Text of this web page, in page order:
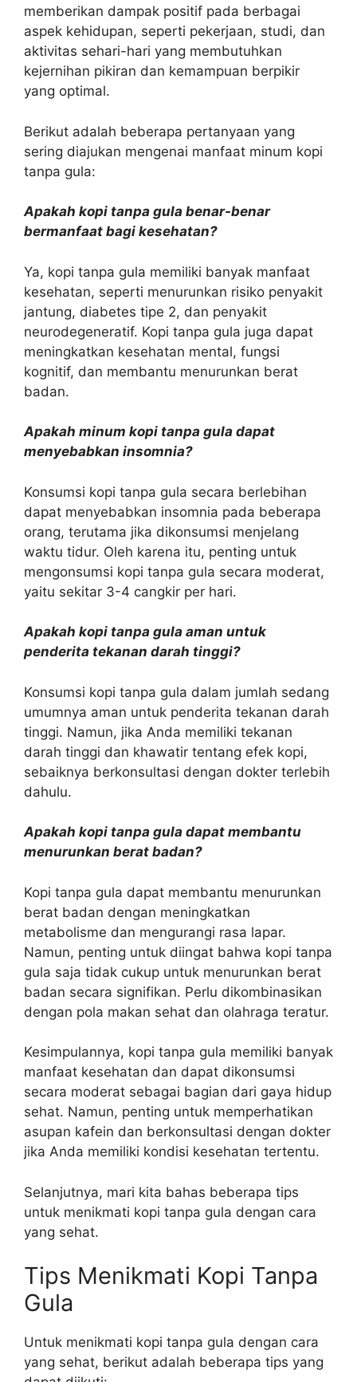
memberikan dampak positif pada berbagai
aspek kehidupan, seperti pekerjaan, studi, dan
aktivitas sehari-hari yang membutuhkan
kejernihan pikiran dan kemampuan berpikir
yang optimal.
Berikut adalah beberapa pertanyaan yang
sering diajukan mengenai manfaat minum kopi
tanpa gula:
Apakah kopi tanpa gula benar-benar
bermanfaat bagi kesehatan?
Ya, kopi tanpa gula memiliki banyak manfaat
kesehatan, seperti menurunkan risiko penyakit
jantung, diabetes tipe 2, dan penyakit
neurodegeneratif. Kopi tanpa gula juga dapat
meningkatkan kesehatan mental, fungsi
kognitif, dan membantu menurunkan berat
badan.
Apakah minum kopi tanpa gula dapat
menyebabkan insomnia?
Konsumsi kopi tanpa gula secara berlebihan
dapat menyebabkan insomnia pada beberapa
orang, terutama jika dikonsumsi menjelang
waktu tidur. Oleh karena itu, penting untuk
mengonsumsi kopi tanpa gula secara moderat,
yaitu sekitar 3-4 cangkir per hari.
Apakah kopi tanpa gula aman untuk
penderita tekanan darah tinggi?
Konsumsi kopi tanpa gula dalam jumlah sedang
umumnya aman untuk penderita tekanan darah
tinggi. Namun, jika Anda memiliki tekanan
darah tinggi dan khawatir tentang efek kopi,
sebaiknya berkonsultasi dengan dokter terlebih
dahulu.
Apakah kopi tanpa gula dapat membantu
menurunkan berat badan?
Kopi tanpa gula dapat membantu menurunkan
berat badan dengan meningkatkan
metabolisme dan mengurangi rasa lapar.
Namun, penting untuk diingat bahwa kopi tanpa
gula saja tidak cukup untuk menurunkan berat
badan secara signifikan. Perlu dikombinasikan
dengan pola makan sehat dan olahraga teratur.
Kesimpulannya, kopi tanpa gula memiliki banyak
manfaat kesehatan dan dapat dikonsumsi
secara moderat sebagai bagian dari gaya hidup
sehat. Namun, penting untuk memperhatikan
asupan kafein dan berkonsultasi dengan dokter
jika Anda memiliki kondisi kesehatan tertentu.
Selanjutnya, mari kita bahas beberapa tips
untuk menikmati kopi tanpa gula dengan cara
yang sehat.
Tips Menikmati Kopi Tanpa
Gula
Untuk menikmati kopi tanpa gula dengan cara
yang sehat, berikut adalah beberapa tips yang